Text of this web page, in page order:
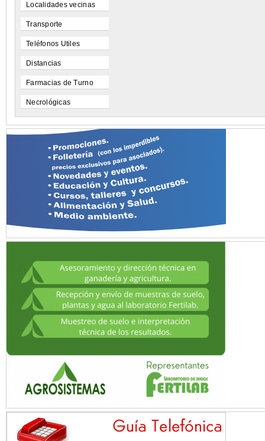
Localidades vecinas
Transporte
Teléfonos Utiles
Distancias
Farmacias de Turno
Necrológicas